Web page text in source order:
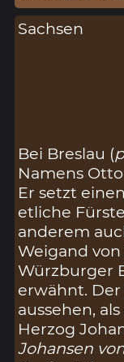
Sachsen
Bei Breslau (
Namens
Er setzt
etliche
anderem
Weigand
Würzburger
erwähnt. Der
aussehen,
Herzog
Johansen